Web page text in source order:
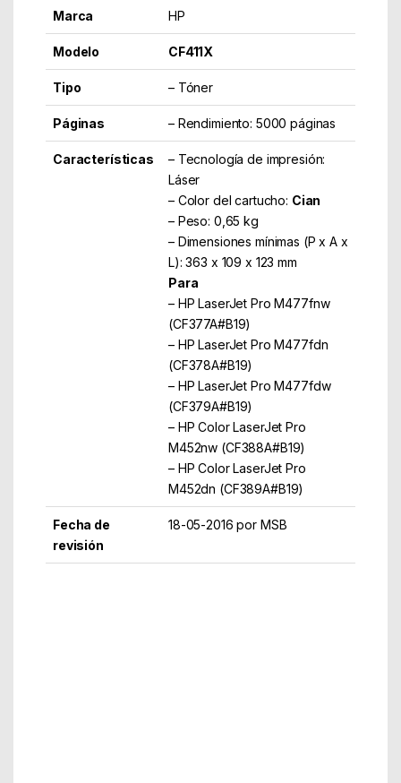
Marca HP
Modelo CF411X
Tipo – Tóner
Páginas – Rendimiento: 5000 páginas
Características
– Tecnología de impresión:
Láser
– Color del cartucho: Cian
– Peso: 0,65 kg
– Dimensiones mínimas (P x A x
L): 363 x 109 x 123 mm
Para
– HP LaserJet Pro M477fnw
(CF377A#B19)
– HP LaserJet Pro M477fdn
(CF378A#B19)
– HP LaserJet Pro M477fdw
(CF379A#B19)
– HP Color LaserJet Pro
M452nw (CF388A#B19)
– HP Color LaserJet Pro
M452dn (CF389A#B19)
Fecha de
revisión
18-05-2016 por MSB